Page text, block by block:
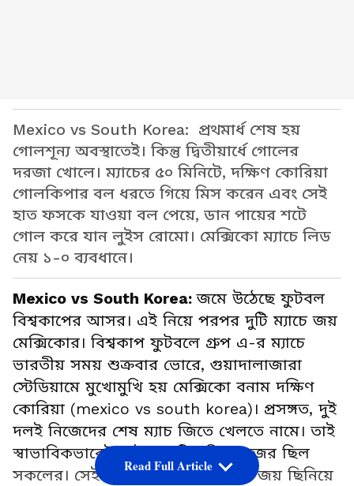
Mexico vs South Korea: প্রথমার্ধ শেষ হয়
গোলশূন্য অবস্থাতেই। কিন্তু দ্বিতীয়ার্ধে গোলের
দরজা খোলে। ম্যাচের ৫০ মিনিটে, দক্ষিণ কোরিয়া
গোলকিপার বল ধরতে গিয়ে মিস করেন এবং সেই
হাত ফসকে যাওয়া বল পেয়ে, ডান পায়ের শটে
গোল করে যান লুইস রোমো। মেক্সিকো ম্যাচে লিড
নেয় ১-০ ব্যবধানে।
Mexico vs South Korea:জমে উঠেছে ফুটবল
বিশ্বকাপের আসর। এই নিয়ে পরপর দুটি ম্যাচে জয়
মেক্সিকোর। বিশ্বকাপ ফুটবলে গ্রুপ এ-র ম্যাচে
ভারতীয় সময় শুক্রবার ভোরে, গুয়াদালাজারা
স্টেডিয়ামে মুখোমুখি হয় মেক্সিকো বনাম দক্ষিণ
কোরিয়া (mexico vs south korea)। প্রসঙ্গত, দুই
দলই নিজেদের শেষ ম্যাচ জিতে খেলতে নামে। তাই
স্বাভাবিকভাবেই, এই ম্যাচটির দিকে নজর ছিল
সকলের। সেই ম্যাচেই ১-০ গোলে জয় জয় ছিনিয়ে
Read Full Article